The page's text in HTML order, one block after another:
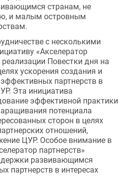
странам, не
и малым островным
с несколькими
«Акселератор
Повестки дня на
ускорения создания и
партнерств в
Эта инициатива
эффективной практики
потенциала
сторон в целях
отношений,
ЦУР. Особое внимание в
партнерств»
развивающимся
партнерств в интересах